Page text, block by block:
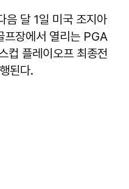
음 달 1일 미국 조지아
프장에서 열리는 PGA
플레이오프 최종전
된다.